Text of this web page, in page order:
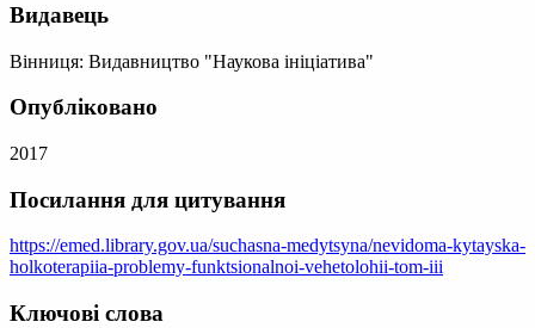
Видавець
Вінниця: Видавництво "Наукова ініціатива"
Опубліковано
2017
Посилання для цитування
https://emed.library.gov.ua/suchasna-medytsyna/nevidoma-kytayska-
holkoterapiia-problemy-funktsionalnoi-vehetolohii-tom-iii
Ключові слова